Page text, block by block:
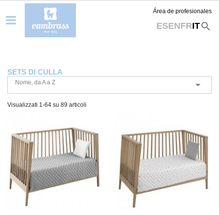
Área de profesionales
ESENFRITsearch
SETS DI CULLA
Nome, da A a Z 
Visualizzati 1-64 su 89 articoli